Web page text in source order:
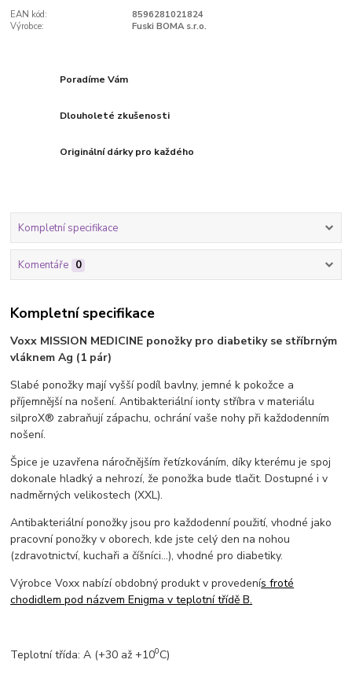
EAN kód:
8596281021824
Výrobce:
Fuski BOMA s.r.o.
Poradíme Vám
Dlouholeté zkušenosti
Originální dárky pro každého
Kompletní specifikace
Komentáře 0
Kompletní specifikace
Voxx MISSION MEDICINE ponožky pro diabetiky se stříbrným
vláknem Ag (1 pár)
Slabé ponožky mají vyšší podíl bavlny, jemné k pokožce a
příjemnější na nošení. Antibakteriální ionty stříbra v materiálu
silproX® zabraňují zápachu, ochrání vaše nohy při každodenním
nošení.
Špice je uzavřena náročnějším řetízkováním, díky kterému je spoj
dokonale hladký a nehrozí, že ponožka bude tlačit. Dostupné i v
nadměrných velikostech (XXL).
Antibakteriální ponožky jsou pro každodenní použití, vhodné jako
pracovní ponožky v oborech, kde jste celý den na nohou
(zdravotnictví, kuchaři a číšníci…), vhodné pro diabetiky.
Výrobce Voxx nabízí obdobný produkt v provedenís froté
chodidlem pod názvem Enigma v teplotní třídě B.
Teplotní třída: A (+30 až +100C)